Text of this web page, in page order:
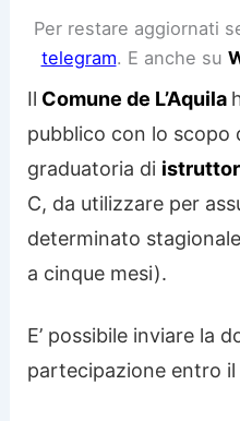
Per restare aggiornati
telegram. E anche su
Il Comune de L’Aquila
pubblico con lo scopo
graduatoria di
C, da utilizzare per
determinato
a cinque mesi).
E’ possibile inviare la
partecipazione entro il